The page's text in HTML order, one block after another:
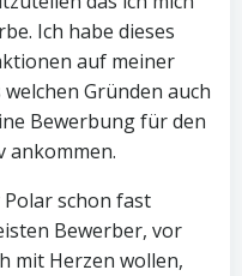
Ich habe dieses
auf meiner
Gründen auch
Bewerbung für den
ankommen.
schon fast
Bewerber, vor
mit Herzen wollen,